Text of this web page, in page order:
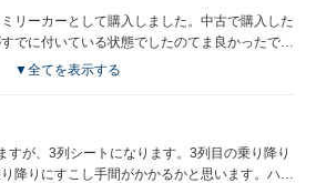
リーカーとして購入しました。中古で購入した
でに付いている状態でしたのてま良かったで
てますが、ベンチシートの様になってるのでゆ
運転席と2列目の間も広いのでゆったりと出来
い距離間があるので乗り心地良いです。普段は
ので、お買い物の際の荷物置きとなってました
▼全てを表示する
すが、3列シートになります。3列目の乗り降り
降りにすこし手間がかかるかと思います。ハイ